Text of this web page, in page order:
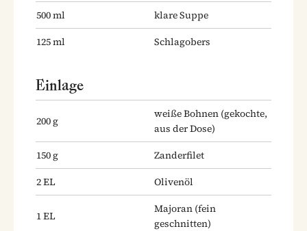
500ml
klare Suppe
125ml Schlagobers
Einlage
200g
weiße Bohnen (gekochte,
aus der Dose)
150g
Zanderfilet
2EL Olivenöl
1EL
Majoran (fein
geschnitten)